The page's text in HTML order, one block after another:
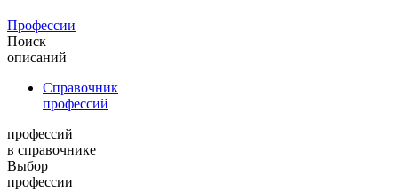
Профессии
Поиск
описаний
Справочник
профессий
профессий
в справочнике
Выбор
профессии